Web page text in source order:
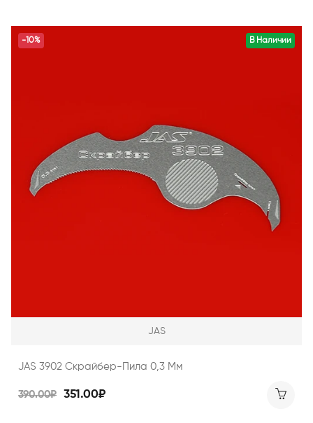
В Наличии
-10%
JAS
JAS 3902 Скрайбер-Пила 0,3 Мм
390.00₽ 351.00₽